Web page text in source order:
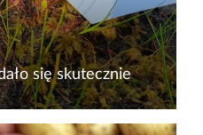
się skutecznie
prac nad